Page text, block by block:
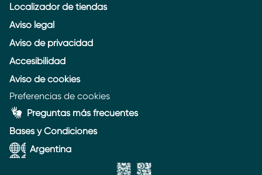
Localizador de tiendas
Aviso legal
Aviso de privacidad
Accesibilidad
Aviso de cookies
Preferencias de cookies
Preguntas más frecuentes
Bases y Condiciones
Argentina